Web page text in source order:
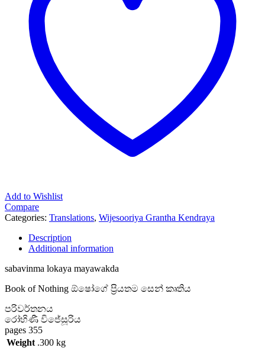
Add to Wishlist
Compare
Categories: Translations, Wijesooriya Grantha Kendraya
Description
Additional information
sabavinma lokaya mayawakda
Book of Nothing ඕෂෝගේ ප්‍රියතම සෙන් කෘතිය
පරිවර්තනය
රෝහිණී විජේසූරිය
pages 355
Weight .300 kg